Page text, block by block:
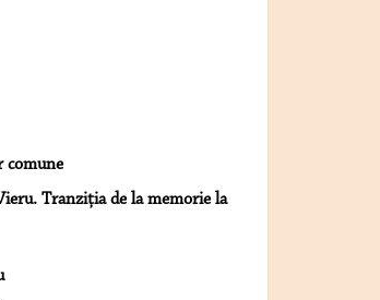
comune
Tranziţia de la memorie la